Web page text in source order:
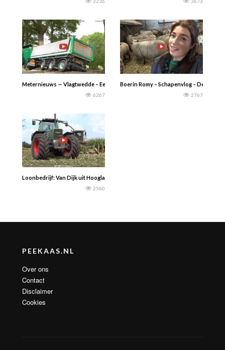
Meternieuws — Vlagtwedde – Een vrachtwagen is frontaal op een boom
6267
Boerin Romy – Schapenvlog – Deze
2767
Loonbedrijf: Van Dijk uit Hoogland. — Mais hakselen 2018 | Claas Jaguar 870 |
2560
PEEKAAS.NL
Over ons
Contact
Disclaimer
Cookies